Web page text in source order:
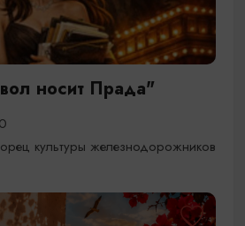
носит Прада"
культуры железнодорожников